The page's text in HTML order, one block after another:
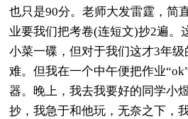
也只是90分。老师大发雷霆，简
业要我们把考卷(连短文)抄2遍。
小菜一碟，但对于我们这才3年
难。但我在一个中午便把作业
器。晚上，我去我要好的同学小
抄，我急于和他玩，无奈之下，